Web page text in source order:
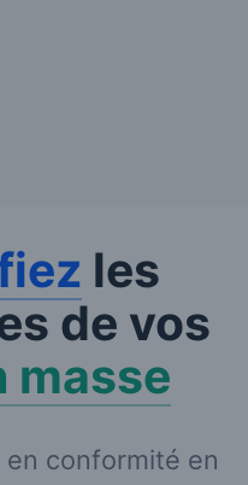
les
de vos
masse
conformité en